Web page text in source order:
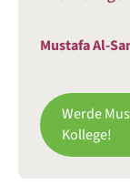
Mustafa Al-
Werde
Kollege!